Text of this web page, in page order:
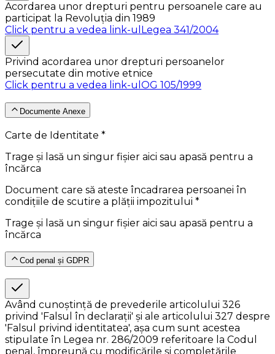
Acordarea unor drepturi pentru persoanele care au
participat la Revoluția din 1989
Click pentru a vedea link-ul Legea 341/2004
Privind acordarea unor drepturi persoanelor
persecutate din motive etnice
Click pentru a vedea link-ul OG 105/1999
Documente Anexe
Carte de Identitate *
Trage și lasă un singur fișier aici sau apasă pentru a
încărca
Document care să ateste încadrarea persoanei în
condițiile de scutire a plății impozitului *
Trage și lasă un singur fișier aici sau apasă pentru a
încărca
Cod penal și GDPR
Având cunoștință de prevederile articolului 326
privind 'Falsul în declarații' și ale articolului 327 despre
'Falsul privind identitatea', așa cum sunt acestea
stipulate în Legea nr. 286/2009 referitoare la Codul
penal, împreună cu modificările și completările